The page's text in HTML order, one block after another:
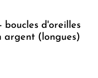
boucles d'oreilles
argent (longues)